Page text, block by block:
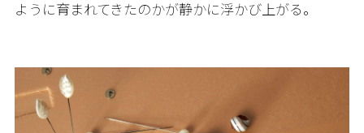
ように育まれてきたのかが静かに浮かび上がる。